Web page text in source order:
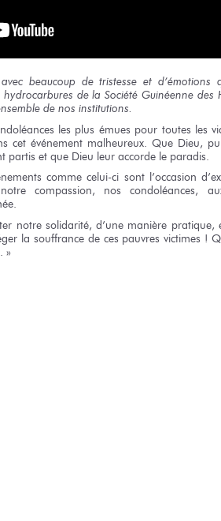
beaucoup de tristesse et d’émotions
hydrocarbures de la Société Guinéenne des
de nos institutions.
les plus émues pour toutes les
cet événement malheureux. Que Dieu,
partis et que Dieu leur accorde le paradis.
comme celui-ci sont l’occasion
notre compassion, nos condoléances,
notre solidarité, d’une manière pratique,
la souffrance de ces pauvres victimes !
»